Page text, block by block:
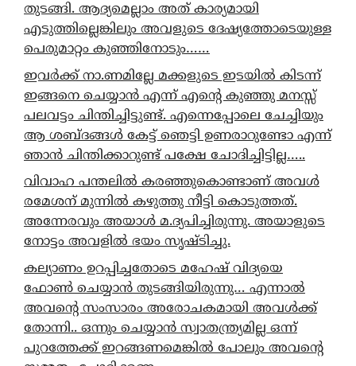
തുടങ്ങി. ആദ്യമെല്ലാം അത് കാര്യമായി
എടുത്തില്ലെങ്കിലും അവളുടെ ദേഷ്യത്തോടെയുള്ള
പെരുമാറ്റം കുഞ്ഞിനോടും……
ഇവർക്ക് നാ.ണമില്ലേ മക്കളുടെ ഇടയിൽ കിടന്ന്
ഇങ്ങനെ ചെയ്യാൻ എന്ന് എന്റെ കുഞ്ഞു മനസ്സ്
പലവട്ടം ചിന്തിച്ചിട്ടുണ്ട്. എന്നെപ്പോലെ ചേച്ചിയും
ആ ശബ്ദങ്ങൾ കേട്ട് ഞെട്ടി ഉണരാറുണ്ടോ എന്ന്
ഞാൻ ചിന്തിക്കാറുണ്ട് പക്ഷേ ചോദിച്ചിട്ടില്ല…..
വിവാഹ പന്തലിൽ കരഞ്ഞുകൊണ്ടാണ് അവൾ
രമേശന് മുന്നിൽ കഴുത്തു നീട്ടി കൊടുത്തത്.
അന്നേരവും അയാൾ മ.ദ്യപിച്ചിരുന്നു. അയാളുടെ
നോട്ടം അവളിൽ ഭയം സൃഷ്ടിച്ചു.
കല്യാണം ഉറപ്പിച്ചതോടെ മഹേഷ് വിദ്യയെ
ഫോൺ ചെയ്യാൻ തുടങ്ങിയിരുന്നു… എന്നാൽ
അവന്റെ സംസാരം അരോചകമായി അവൾക്ക്
തോന്നി.. ഒന്നും ചെയ്യാൻ സ്വാതന്ത്ര്യമില്ല ഒന്ന്
പുറത്തേക്ക് ഇറങ്ങണമെങ്കിൽ പോലും അവന്റെ